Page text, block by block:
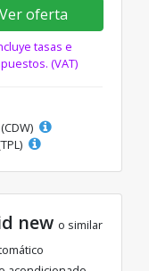
Ver oferta
tasas e
(VAT)
new o similar